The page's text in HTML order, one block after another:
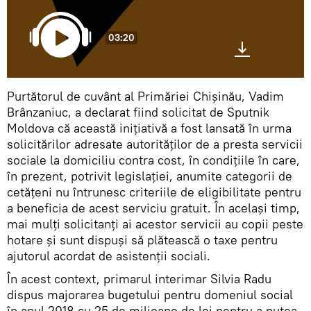
03:20
Purtătorul de cuvânt al Primăriei Chișinău, Vadim
Brânzaniuc, a declarat fiind solicitat de Sputnik
Moldova că această inițiativă a fost lansată în urma
solicitărilor adresate autorităților de a presta servicii
sociale la domiciliu contra cost, în condițiile în care,
în prezent, potrivit legislației, anumite categorii de
cetățeni nu întrunesc criteriile de eligibilitate pentru
a beneficia de acest serviciu gratuit. În același timp,
mai mulți solicitanți ai acestor servicii au copii peste
hotare şi sunt dispuși să plătească o taxe pentru
ajutorul acordat de asistenții sociali.
În acest context, primarul interimar Silvia Radu
dispus majorarea bugetului pentru domeniul social